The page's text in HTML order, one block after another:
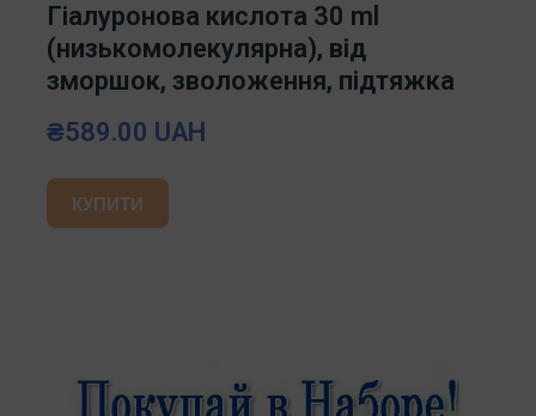
Гіалуронова кислота 30 ml
(низькомолекулярна), від
зморшок, зволоження, підтяжка
₴589.00 UAH
КУПИТИ